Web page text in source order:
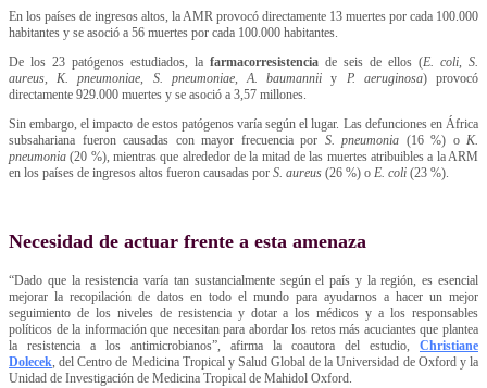
En los países de ingresos altos, la AMR provocó directamente 13 muertes por cada 100.000
habitantes y se asoció a 56 muertes por cada 100.000 habitantes.
De los 23 patógenos estudiados, la farmacorresistencia de seis de ellos (E. coli, S.
aureus,K. pneumoniae, S. pneumoniae,A. baumannii y P. aeruginosa) provocó
directamente 929.000 muertes y se asoció a 3,57 millones.
Sin embargo, el impacto de estos patógenos varía según el lugar. Las defunciones en África
subsahariana fueron causadas con mayor frecuencia por S. pneumonia (16 %) o K.
pneumonia (20 %), mientras que alrededor de la mitad de las muertes atribuibles a la ARM
en los países de ingresos altos fueron causadas por S. aureus (26 %) o E. coli (23 %).
Necesidad de actuar frente a esta amenaza
“Dado que la resistencia varía tan sustancialmente según el país y la región, es esencial
mejorar la recopilación de datos en todo el mundo para ayudarnos a hacer un mejor
seguimiento de los niveles de resistencia y dotar a los médicos y a los responsables
políticos de la información que necesitan para abordar los retos más acuciantes que plantea
la resistencia a los antimicrobianos”, afirma la coautora del estudio, Christiane
Dolecek, del Centro de Medicina Tropical y Salud Global de la Universidad de Oxford y la
Unidad de Investigación de Medicina Tropical de Mahidol Oxford.